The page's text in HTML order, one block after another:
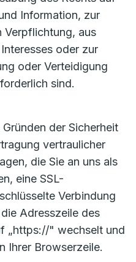
Information, zur
Verpflichtung, aus
oder zur
oder Verteidigung
sind.
der Sicherheit
vertraulicher
die Sie an uns als
eine SSL-
Verbindung
Adresszeile des
„https://" wechselt und
Ihrer Browserzeile.